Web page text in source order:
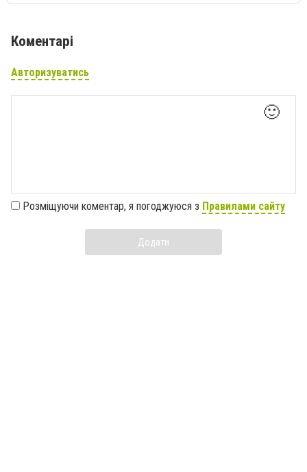
Коментарі
Авторизуватись
🙂
Розміщуючи коментар, я погоджуюся з Правилами сайту
Додати